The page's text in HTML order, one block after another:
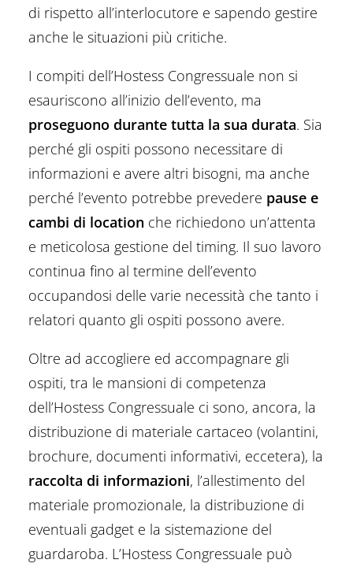
di rispetto all’interlocutore e sapendo gestire
anche le situazioni più critiche.
I compiti dell’Hostess Congressuale non si
esauriscono all’inizio dell’evento, ma
proseguono durante tutta la sua durata. Sia
perché gli ospiti possono necessitare di
informazioni e avere altri bisogni, ma anche
perché l’evento potrebbe prevedere pause e
cambi di location che richiedono un’attenta
e meticolosa gestione del timing. Il suo lavoro
continua fino al termine dell’evento
occupandosi delle varie necessità che tanto i
relatori quanto gli ospiti possono avere.
Oltre ad accogliere ed accompagnare gli
ospiti, tra le mansioni di competenza
dell’Hostess Congressuale ci sono, ancora, la
distribuzione di materiale cartaceo (volantini,
brochure, documenti informativi, eccetera), la
raccolta di informazioni, l’allestimento del
materiale promozionale, la distribuzione di
eventuali gadget e la sistemazione del
guardaroba. L’Hostess Congressuale può